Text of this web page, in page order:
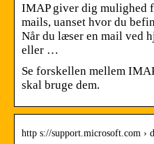
IMAP giver dig mulighed
mails, uanset hvor du
Når du læser en mail ved
eller …
Se forskellen mellem
skal bruge dem.
http s://support.microsoft.com ›